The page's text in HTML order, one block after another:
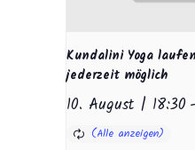
Kundalini Yoga
jederzeit möglich
10. August | 18:30